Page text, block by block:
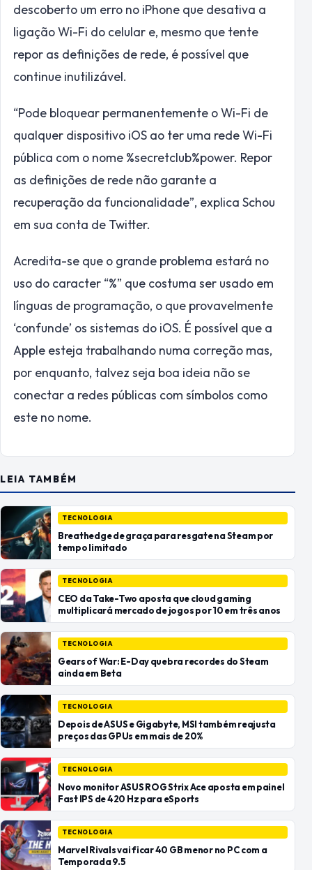
descoberto um erro no iPhone que desativa a
ligação Wi-Fi do celular e, mesmo que tente
repor as definições de rede, é possível que
continue inutilizável.
“Pode bloquear permanentemente o Wi-Fi de
qualquer dispositivo iOS ao ter uma rede Wi-Fi
pública com o nome %secretclub%power. Repor
as definições de rede não garante a
recuperação da funcionalidade”, explica Schou
em sua conta de Twitter.
Acredita-se que o grande problema estará no
uso do caracter “%” que costuma ser usado em
línguas de programação, o que provavelmente
‘confunde’ os sistemas do iOS. É possível que a
Apple esteja trabalhando numa correção mas,
por enquanto, talvez seja boa ideia não se
conectar a redes públicas com símbolos como
este no nome.
LEIA TAMBÉM
TECNOLOGIA
Breathedge de graça para resgate na Steam por
tempo limitado
TECNOLOGIA
CEO da Take-Two aposta que cloud gaming
multiplicará mercado de jogos por 10 em três anos
TECNOLOGIA
Gears of War: E-Day quebra recordes do Steam
ainda em Beta
TECNOLOGIA
Depois de ASUS e Gigabyte, MSI também reajusta
preços das GPUs em mais de 20%
TECNOLOGIA
Novo monitor ASUS ROG Strix Ace aposta em painel
Fast IPS de 420 Hz para eSports
TECNOLOGIA
Marvel Rivals vai ficar 40 GB menor no PC com a
Temporada 9.5